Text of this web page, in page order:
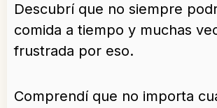
Descubrí que no siempre
comida a tiempo y muchas
frustrada por eso.
Comprendí que no importa